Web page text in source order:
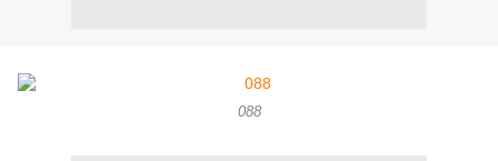
088